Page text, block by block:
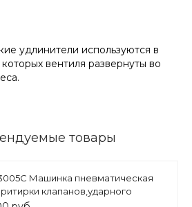
удлинители используются в
вентиля развернуты во
товары
Машинка пневматическая
клапанов,ударного
Мастак